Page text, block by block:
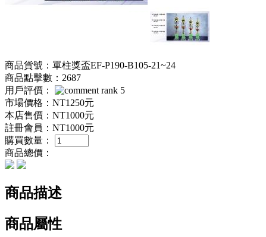
商品貨號：單柱獎盃EF-P190-B105-21~24
商品點擊數：2687
用戶評價：
市場價格： NT1250元
本店售價： NT1000元
註冊會員： NT1000元
購買數量：
商品總價：
商品描述
商品屬性